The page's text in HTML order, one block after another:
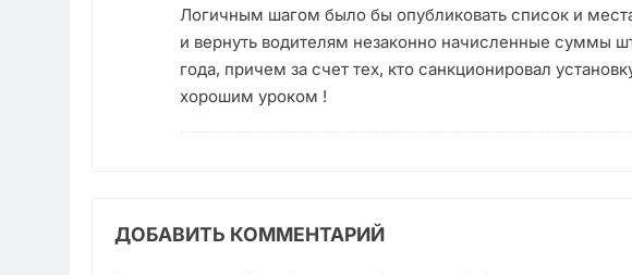
Логичным шагом было бы опубликовать список и
и вернуть водителям незаконно начисленные суммы
года, причем за счет тех, кто санкционировал
хорошим уроком !
ДОБАВИТЬ КОММЕНТАРИЙ